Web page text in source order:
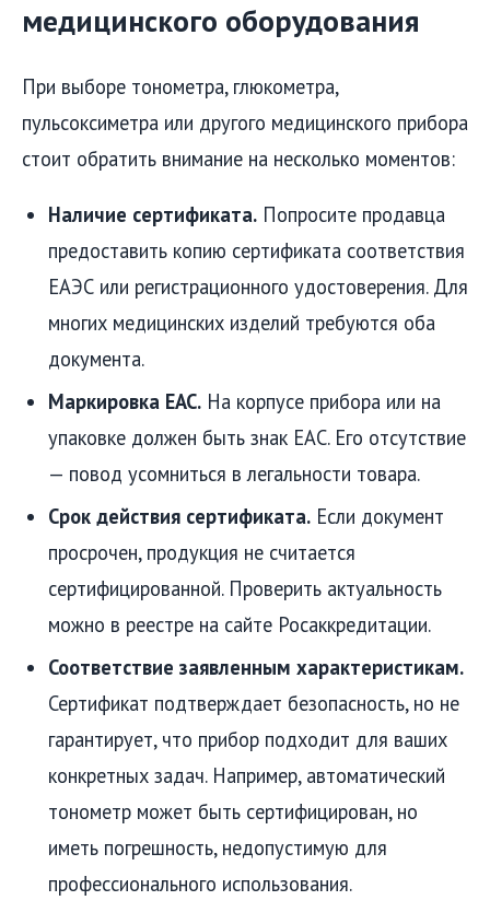
медицинского оборудования
При выборе тонометра, глюкометра,
пульсоксиметра или другого медицинского прибора
стоит обратить внимание на несколько моментов:
Наличие сертификата. Попросите продавца
предоставить копию сертификата соответствия
ЕАЭС или регистрационного удостоверения. Для
многих медицинских изделий требуются оба
документа.
Маркировка EAC. На корпусе прибора или на
упаковке должен быть знак EAC. Его отсутствие
— повод усомниться в легальности товара.
Срок действия сертификата. Если документ
просрочен, продукция не считается
сертифицированной. Проверить актуальность
можно в реестре на сайте Росаккредитации.
Соответствие заявленным характеристикам.
Сертификат подтверждает безопасность, но не
гарантирует, что прибор подходит для ваших
конкретных задач. Например, автоматический
тонометр может быть сертифицирован, но
иметь погрешность, недопустимую для
профессионального использования.